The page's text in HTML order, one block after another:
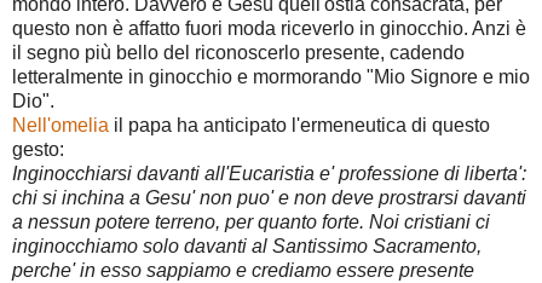
mondo intero. Davvero è Gesù quell'ostia consacrata, per
questo non è affatto fuori moda riceverlo in ginocchio. Anzi è
il segno più bello del riconoscerlo presente, cadendo
letteralmente in ginocchio e mormorando "Mio Signore e mio
Dio".
Nell'omelia il papa ha anticipato l'ermeneutica di questo
gesto:
Inginocchiarsi davanti all'Eucaristia e' professione di liberta':
chi si inchina a Gesu' non puo' e non deve prostrarsi davanti
a nessun potere terreno, per quanto forte. Noi cristiani ci
inginocchiamo solo davanti al Santissimo Sacramento,
perche' in esso sappiamo e crediamo essere presente